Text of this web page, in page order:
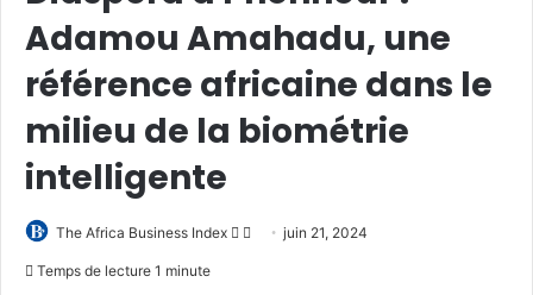
Adamou Amahadu, une
référence africaine dans le
milieu de la biométrie
intelligente
The Africa Business Index
Follow
Envoyerjuin 21, 2024
Temps de lecture 1 minute